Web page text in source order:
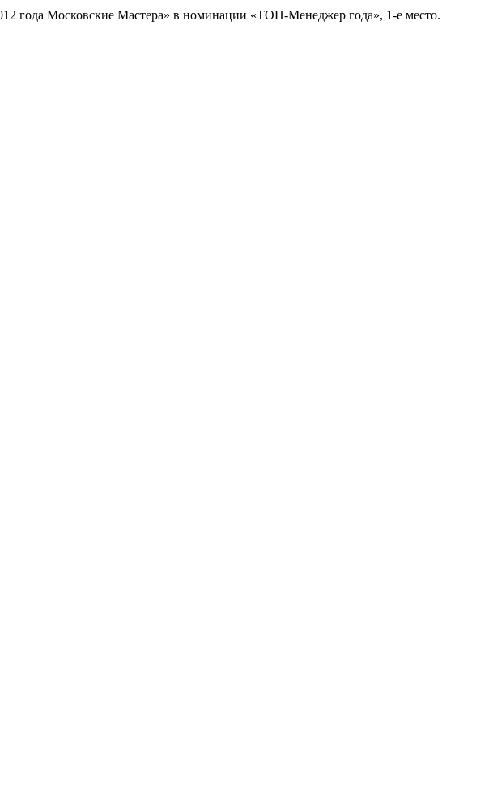
года Московские Мастера» в номинации «ТОП-Менеджер года», 1-е место.